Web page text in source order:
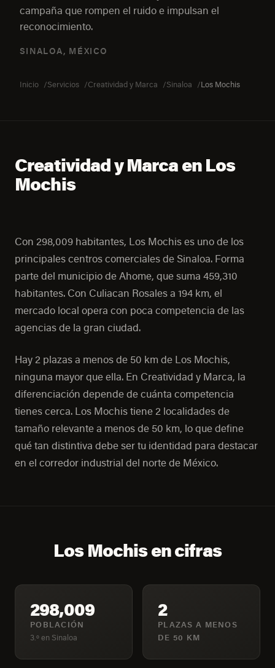
campaña que rompen el ruido e impulsan el
reconocimiento.
SINALOA, MÉXICO
Inicio Servicios Creatividad y Marca Sinaloa Los Mochis
Creatividad y Marca en Los
Mochis
Con 298,009 habitantes, Los Mochis es uno de los
principales centros comerciales de Sinaloa. Forma
parte del municipio de Ahome, que suma 459,310
habitantes. Con Culiacan Rosales a 194 km, el
mercado local opera con poca competencia de las
agencias de la gran ciudad.
Hay 2 plazas a menos de 50 km de Los Mochis,
ninguna mayor que ella. En Creatividad y Marca, la
diferenciación depende de cuánta competencia
tienes cerca. Los Mochis tiene 2 localidades de
tamaño relevante a menos de 50 km, lo que define
qué tan distintiva debe ser tu identidad para destacar
en el corredor industrial del norte de México.
Los Mochis en cifras
298,009
POBLACIÓN
3.º en Sinaloa
2
PLAZAS A MENOS
DE 50 KM